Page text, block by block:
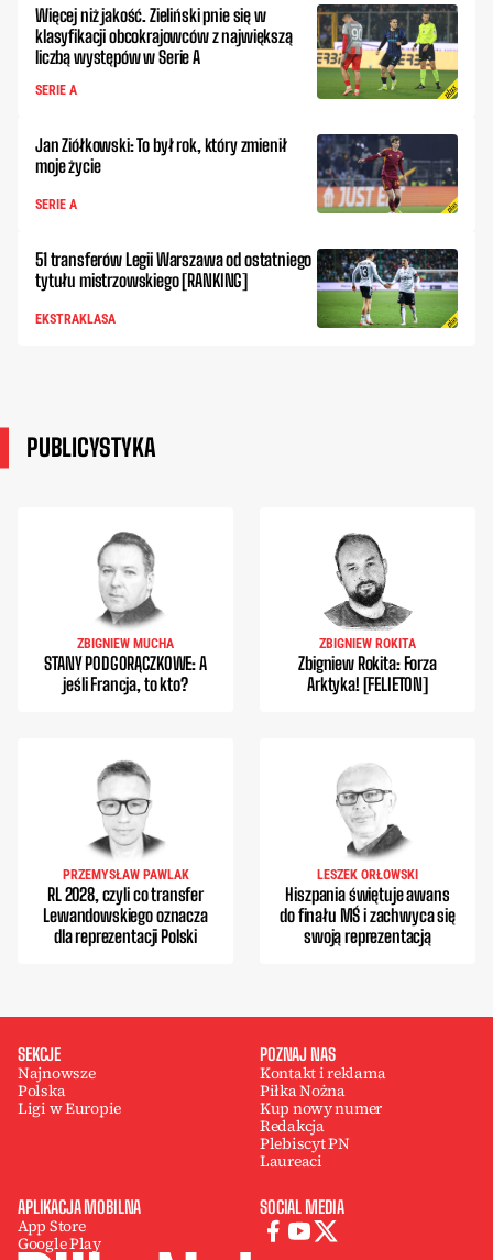
Więcej niż jakość. Zieliński pnie się w
klasyfikacji obcokrajowców z największą
liczbą występów w Serie A
SERIE A
Jan Ziółkowski: To był rok, który zmienił
moje życie
SERIE A
51 transferów Legii Warszawa od ostatniego
tytułu mistrzowskiego [RANKING]
EKSTRAKLASA
PUBLICYSTYKA
ZBIGNIEW MUCHA
STANY PODGORĄCZKOWE: A
jeśli Francja, to kto?
ZBIGNIEW ROKITA
Zbigniew Rokita: Forza
Arktyka! [FELIETON]
PRZEMYSŁAW PAWLAK
RL 2028, czyli co transfer
Lewandowskiego oznacza
dla reprezentacji Polski
LESZEK ORŁOWSKI
Hiszpania świętuje awans
do finału MŚ i zachwyca się
swoją reprezentacją
SEKCJE
Najnowsze
Polska
Ligi w Europie
POZNAJ NAS
Kontakt i reklama
Piłka Nożna
Kup nowy numer
Redakcja
Plebiscyt PN
Laureaci
APLIKACJA MOBILNA
App Store
Google Play
SOCIAL MEDIA